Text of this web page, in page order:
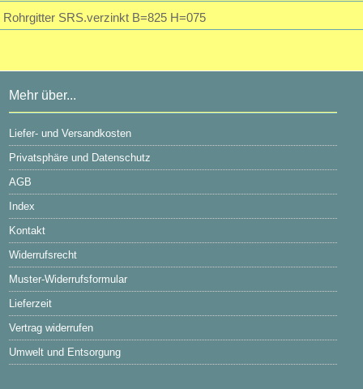
Rohrgitter SRS.verzinkt B=825 H=075
Mehr über...
Liefer- und Versandkosten
Privatsphäre und Datenschutz
AGB
Index
Kontakt
Widerrufsrecht
Muster-Widerrufsformular
Lieferzeit
Vertrag widerrufen
Umwelt und Entsorgung